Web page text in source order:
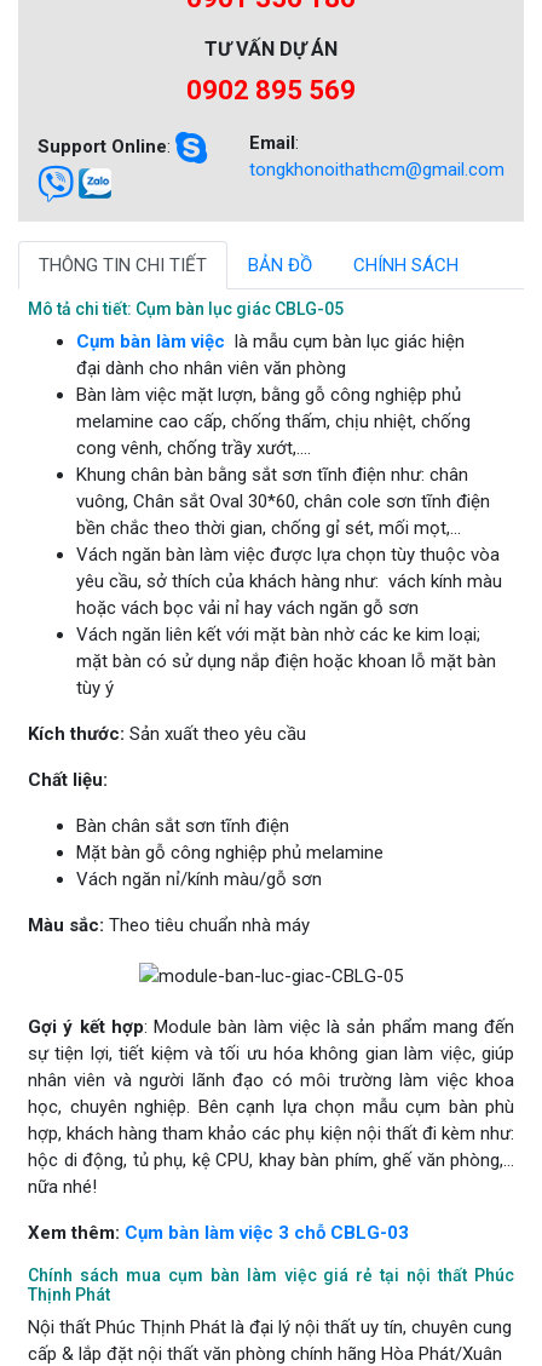
TƯ VẤN DỰ ÁN
0902 895 569
Support Online: Email:
tongkhonoithathcm@gmail.com
THÔNG TIN CHI TIẾT BẢN ĐỒ CHÍNH SÁCH
Mô tả chi tiết: Cụm bàn lục giác CBLG-05
Cụm bàn làm việc là mẫu cụm bàn lục giác hiện
đại dành cho nhân viên văn phòng
Bàn làm việc mặt lượn, bằng gỗ công nghiệp phủ
melamine cao cấp, chống thấm, chịu nhiệt, chống
cong vênh, chống trầy xướt,....
Khung chân bàn bằng sắt sơn tĩnh điện như: chân
vuông, Chân sắt Oval 30*60, chân cole sơn tĩnh điện
bền chắc theo thời gian, chống gỉ sét, mối mọt,...
Vách ngăn bàn làm việc được lựa chọn tùy thuộc vòa
yêu cầu, sở thích của khách hàng như: vách kính màu
hoặc vách bọc vải nỉ hay vách ngăn gỗ sơn
Vách ngăn liên kết với mặt bàn nhờ các ke kim loại;
mặt bàn có sử dụng nắp điện hoặc khoan lỗ mặt bàn
tùy ý
Kích thước: Sản xuất theo yêu cầu
Chất liệu:
Bàn chân sắt sơn tĩnh điện
Mặt bàn gỗ công nghiệp phủ melamine
Vách ngăn nỉ/kính màu/gỗ sơn
Màu sắc: Theo tiêu chuẩn nhà máy
Gợi ý kết hợp: Module bàn làm việc là sản phẩm mang đến
sự tiện lợi, tiết kiệm và tối ưu hóa không gian làm việc, giúp
nhân viên và người lãnh đạo có môi trường làm việc khoa
học, chuyên nghiệp. Bên cạnh lựa chọn mẫu cụm bàn phù
hợp, khách hàng tham khảo các phụ kiện nội thất đi kèm như:
hộc di động, tủ phụ, kệ CPU, khay bàn phím, ghế văn phòng,...
nữa nhé!
Xem thêm: Cụm bàn làm việc 3 chỗ CBLG-03
Chính sách mua cụm bàn làm việc giá rẻ tại nội thất Phúc
Thịnh Phát
Nội thất Phúc Thịnh Phát là đại lý nội thất uy tín, chuyên cung
cấp & lắp đặt nội thất văn phòng chính hãng Hòa Phát/Xuân